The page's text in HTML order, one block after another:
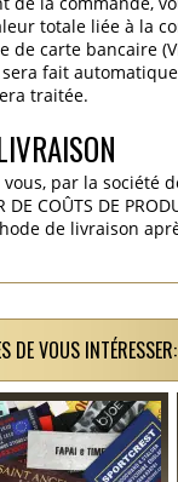
totale liée à la
carte bancaire
fait
traitée.
par la société
COÛTS DE
de livraison
DE VOUS INTÉRESSER: